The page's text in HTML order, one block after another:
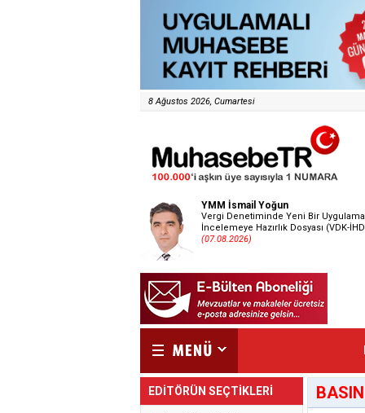
8 Ağustos 2026, Cumartesi
YMM İsmail Yoğun
Vergi Denetiminde Yeni Bir
İncelemeye Hazırlık Dosyası (VDK-
(07.08.2026)
EDİTÖRÜN SEÇTİKLERİ